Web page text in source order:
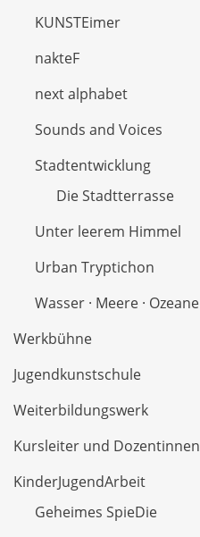
KUNSTEimer
nakteF
next alphabet
Sounds and Voices
Stadtentwicklung
Die Stadtterrasse
Unter leerem Himmel
Urban Tryptichon
Wasser · Meere · Ozeane
Werkbühne
Jugendkunstschule
Weiterbildungswerk
Kursleiter und Dozentinnen
KinderJugendArbeit
Geheimes SpieDie